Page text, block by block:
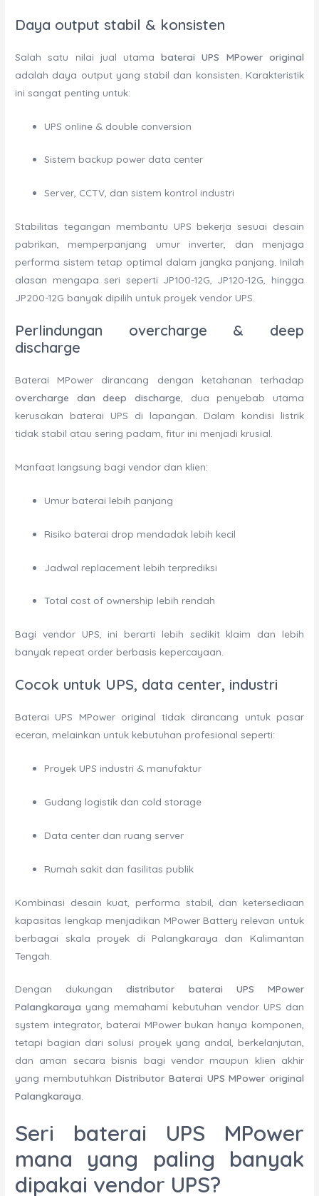
Daya output stabil & konsisten
Salah satu nilai jual utamabaterai UPS MPower original
adalah daya output yang stabil dan konsisten. Karakteristik
ini sangat penting untuk:
UPS online & double conversion
Sistem backup power data center
Server, CCTV, dan sistem kontrol industri
Stabilitas tegangan membantu UPS bekerja sesuai desain
pabrikan, memperpanjang umur inverter, dan menjaga
performa sistem tetap optimal dalam jangka panjang. Inilah
alasan mengapa seri seperti JP100-12G, JP120-12G, hingga
JP200-12G banyak dipilih untuk proyek vendor UPS.
Perlindungan overcharge & deep
discharge
Baterai MPower dirancang dengan ketahanan terhadap
overcharge dan deep discharge , dua penyebab utama
kerusakan baterai UPS di lapangan. Dalam kondisi listrik
tidak stabil atau sering padam, fitur ini menjadi krusial.
Manfaat langsung bagi vendor dan klien:
Umur baterai lebih panjang
Risiko baterai drop mendadak lebih kecil
Jadwal replacement lebih terprediksi
Total cost of ownership lebih rendah
Bagi vendor UPS, ini berarti lebih sedikit klaim dan lebih
banyak repeat order berbasis kepercayaan.
Cocok untuk UPS, data center, industri
Baterai UPS MPower original tidak dirancang untuk pasar
eceran, melainkan untuk kebutuhan profesional seperti:
Proyek UPS industri & manufaktur
Gudang logistik dan cold storage
Data center dan ruang server
Rumah sakit dan fasilitas publik
Kombinasi desain kuat, performa stabil, dan ketersediaan
kapasitas lengkap menjadikan MPower Battery relevan untuk
berbagai skala proyek di Palangkaraya dan Kalimantan
Tengah.
Dengan dukungandistributor baterai UPS MPower
Palangkaraya yang memahami kebutuhan vendor UPS dan
system integrator, baterai MPower bukan hanya komponen,
tetapi bagian dari solusi proyek yang andal, berkelanjutan,
dan aman secara bisnis bagi vendor maupun klien akhir
yang membutuhkanDistributor Baterai UPS MPower original
Palangkaraya
Seri baterai UPS MPower
mana yang paling banyak
dipakai vendor UPS?